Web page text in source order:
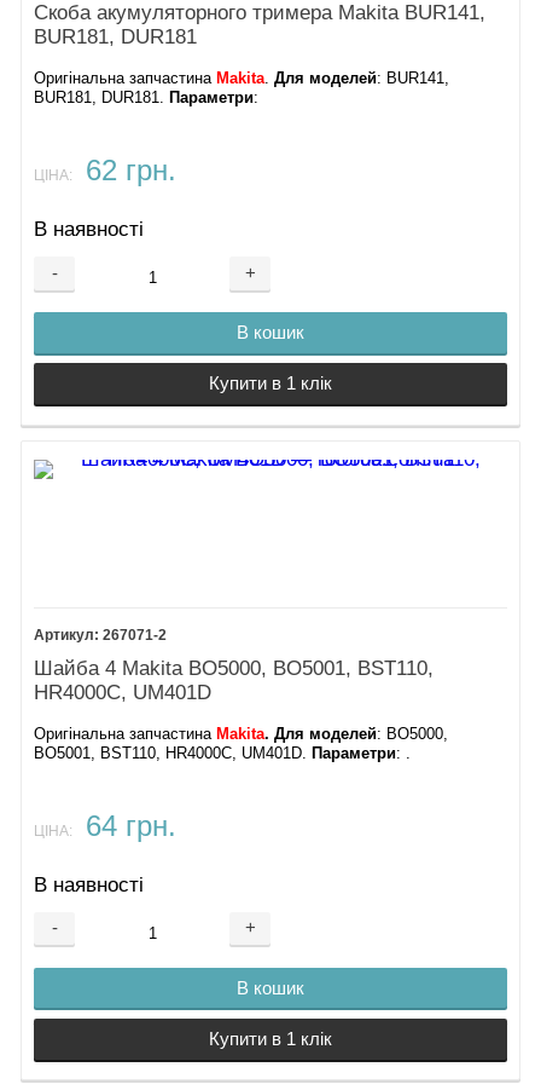
Скоба акумуляторного тримера Makita BUR141,
BUR181, DUR181
Оригінальна запчастина Makita.Для моделей: BUR141,
BUR181, DUR181. Параметри:
ЦІНА: 62 грн.
В наявності
- +
В кошик
Купити в 1 клік
267071-2
Шайба 4 Makita BO5000, BO5001, BST110,
HR4000C, UM401D
Оригінальна запчастина Makita.Для моделей: BO5000,
BO5001, BST110, HR4000C, UM401D.
Параметри: .
ЦІНА: 64 грн.
В наявності
- +
В кошик
Купити в 1 клік